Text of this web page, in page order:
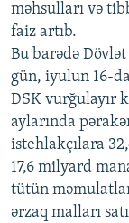
Auto
məhsulları və
faiz artıb.
Bu barədə
gün, iyulun 16-
DSK vurğulayır
aylarında
istehlakçılara
17,6 milyard
tütün
ərzaq malları